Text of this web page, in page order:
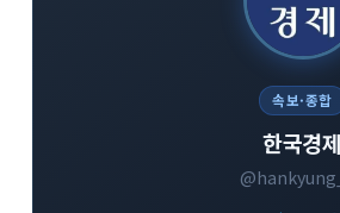
속보·종합
한국경제